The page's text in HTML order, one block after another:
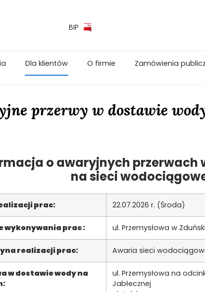
BIP
Dla klientów O firmie Zamówienia
przerwy w dostawie
o awaryjnych przerwach
na sieci
prac: 22.07.2026 r. (Środa)
wykonywania prac : ul. Przemysłowa w
realizacji prac: Awaria sieci
w dostawie wody na
ul. Przemysłowa na
Jabłecznej